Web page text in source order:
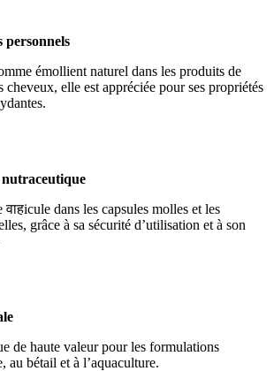
personnels
émollient naturel dans les produits de
cheveux, elle est appréciée pour ses propriétés
dans les capsules molles et les
grâce à sa sécurité d’utilisation et à son
de haute valeur pour les formulations
au bétail et à l’aquaculture.